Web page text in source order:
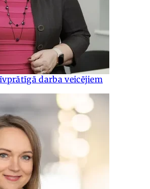
darba veicējiem